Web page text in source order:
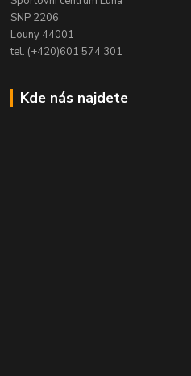
SNP 2206
Louny 44001
tel. (+420)601 574 301
Kde nás najdete